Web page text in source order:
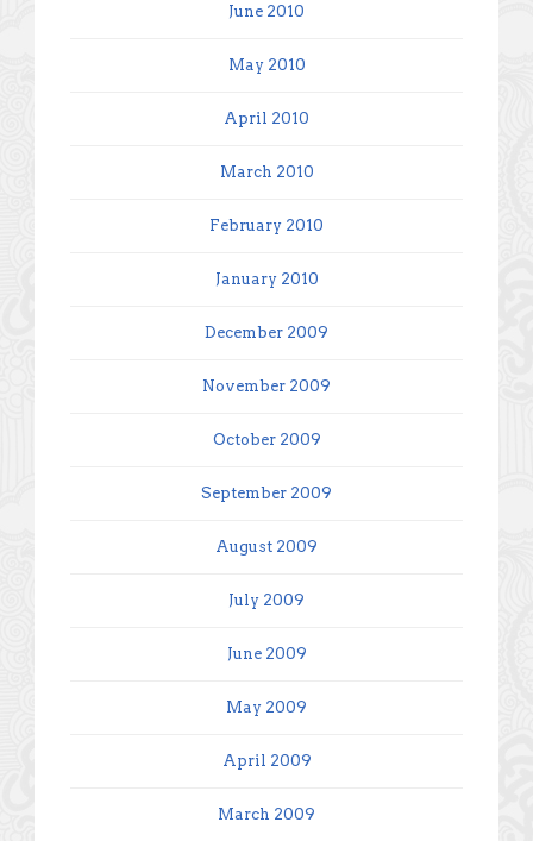
June 2010
May 2010
April 2010
March 2010
February 2010
January 2010
December 2009
November 2009
October 2009
September 2009
August 2009
July 2009
June 2009
May 2009
April 2009
March 2009